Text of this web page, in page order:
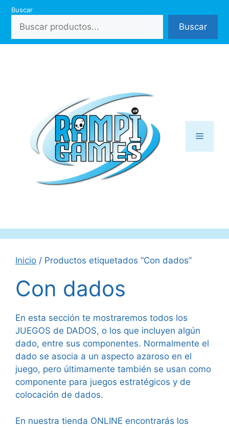
Saltar
contenido
Buscar
Buscar
Menú
Inicio / Productos etiquetados “Con dados”
Con dados
En esta sección te mostraremos todos los
JUEGOS de DADOS, o los que incluyen algún
dado, entre sus componentes. Normalmente el
dado se asocia a un aspecto azaroso en el
juego, pero últimamente también se usan como
componente para juegos estratégicos y de
colocación de dados.
En nuestra tienda ONLINE encontrarás los